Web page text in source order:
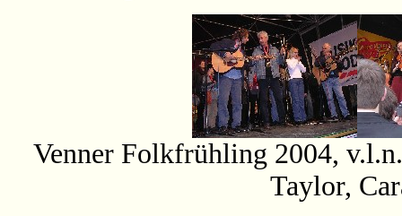
Venner Folkfrühling 2004,
Taylor,